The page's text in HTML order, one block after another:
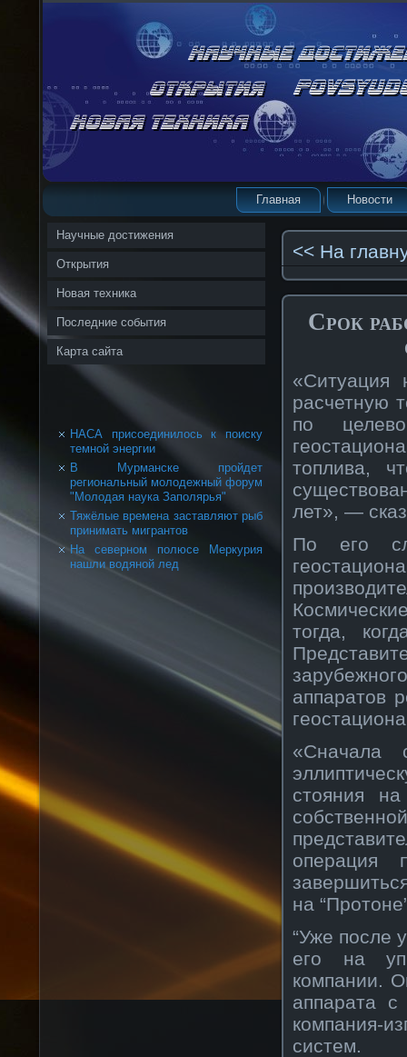
Главная Новости
Научные достижения
Открытия
Новая техника
Последние события
Карта сайта
НАСА присоединилось к поиску
темной энергии
В Мурманске пройдет
региональный молодежный форум
"Молодая наука Заполярья"
Тяжёлые времена заставляют рыб
принимать мигрантов
На северном полюсе Меркурия
нашли водяной лед
<< На
Срок
«Ситуация
расчетную
по
топлива,
лет», —
По его
тогда,
аппаратов
«Сначала
стояния
операция
на
“Уже после
его на
компании.
аппарата с
компания-
систем.